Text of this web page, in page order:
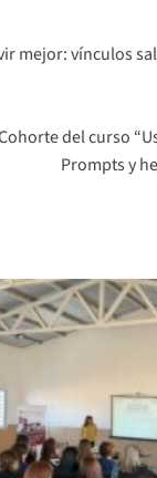
mejor: vínculos
del curso
Prompts y